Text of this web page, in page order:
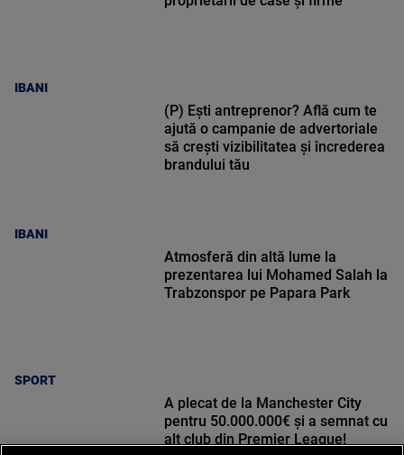
IBANI
IBANI
(P) Ești antreprenor? Află cum te
ajută o campanie de advertoriale
să crești vizibilitatea și încrederea
brandului tău
SPORT
Atmosferă din altă lume la
prezentarea lui Mohamed Salah la
Trabzonspor pe Papara Park
A plecat de la Manchester City
pentru 50.000.000€ și a semnat cu
alt club din Premier League!